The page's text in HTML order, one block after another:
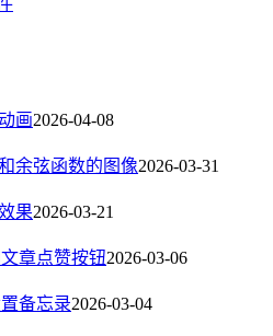
画2026-04-08
余弦函数的图像2026-03-31
果2026-03-21
章点赞按钮2026-03-06
备忘录2026-03-04